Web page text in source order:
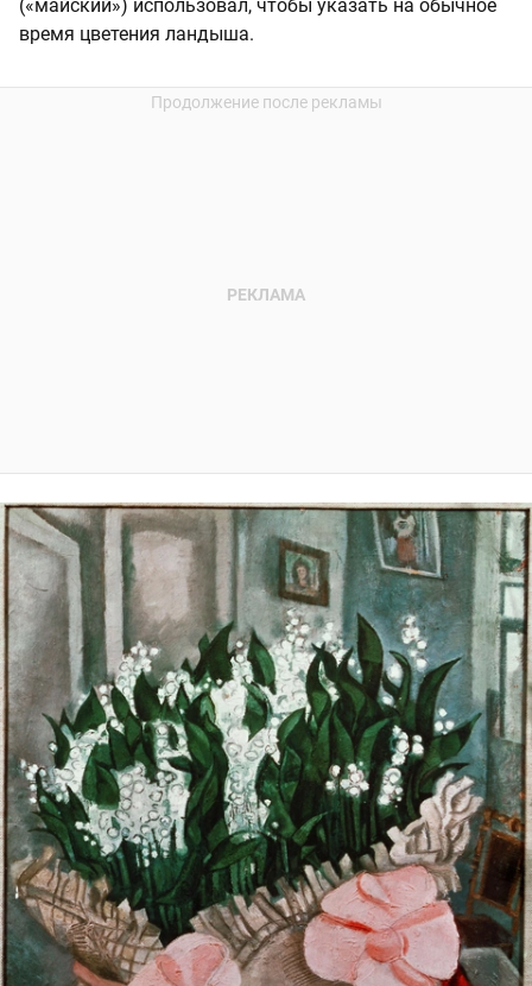
(«майский») использовал, чтобы указать на обычное
время цветения ландыша.